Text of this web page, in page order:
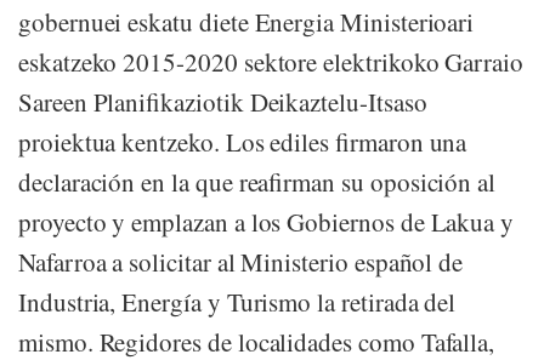
gobernuei eskatu diete Energia Ministerioari
eskatzeko 2015-2020 sektore elektrikoko Garraio
Sareen Planifikaziotik Deikaztelu-Itsaso
proiektua kentzeko. Los ediles firmaron una
declaración en la que reafirman su oposición al
proyecto y emplazan a los Gobiernos de Lakua y
Nafarroa a solicitar al Ministerio español de
Industria, Energía y Turismo la retirada del
mismo. Regidores de localidades como Tafalla,